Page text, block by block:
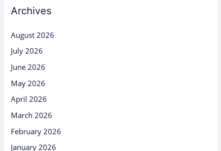
Archives
August 2026
July 2026
June 2026
May 2026
April 2026
March 2026
February 2026
January 2026